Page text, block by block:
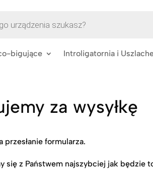
bigujące Introligatornia i
za wysyłkę
przesłanie formularza.
się z Państwem najszybciej jak będzie